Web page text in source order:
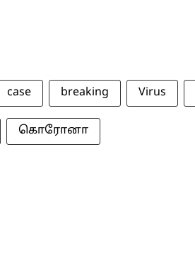
case breaking Virus
கொரோனா